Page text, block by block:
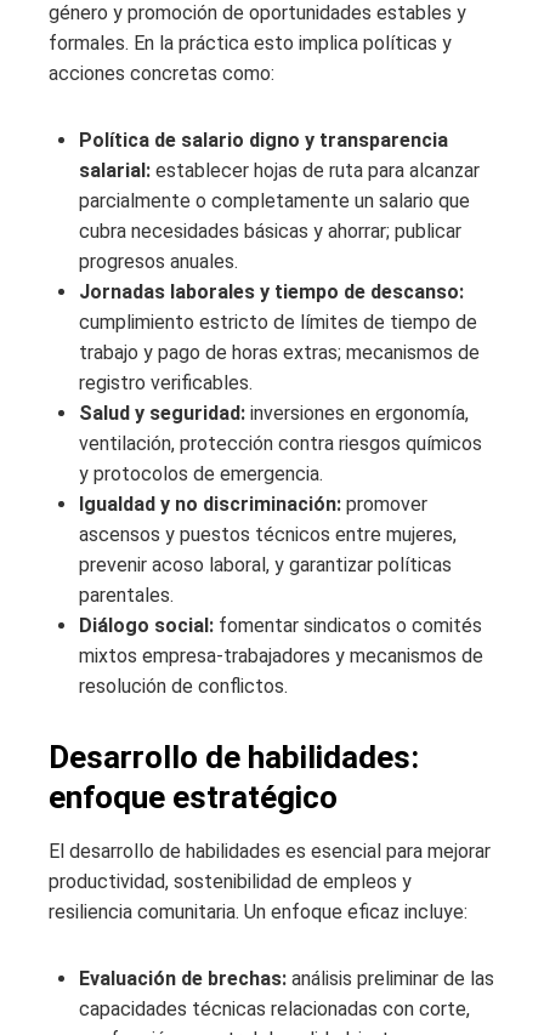
género y promoción de oportunidades estables y
formales. En la práctica esto implica políticas y
acciones concretas como:
Política de salario digno y transparencia
salarial: establecer hojas de ruta para alcanzar
parcialmente o completamente un salario que
cubra necesidades básicas y ahorrar; publicar
progresos anuales.
Jornadas laborales y tiempo de descanso:
cumplimiento estricto de límites de tiempo de
trabajo y pago de horas extras; mecanismos de
registro verificables.
Salud y seguridad: inversiones en ergonomía,
ventilación, protección contra riesgos químicos
y protocolos de emergencia.
Igualdad y no discriminación: promover
ascensos y puestos técnicos entre mujeres,
prevenir acoso laboral, y garantizar políticas
parentales.
Diálogo social: fomentar sindicatos o comités
mixtos empresa-trabajadores y mecanismos de
resolución de conflictos.
Desarrollo de habilidades:
enfoque estratégico
El desarrollo de habilidades es esencial para mejorar
productividad, sostenibilidad de empleos y
resiliencia comunitaria. Un enfoque eficaz incluye:
Evaluación de brechas: análisis preliminar de las
capacidades técnicas relacionadas con corte,